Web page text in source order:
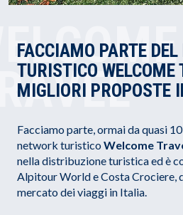
FACCIAMO PARTE
TURISTICO WELCOME
MIGLIORI PROPOSTE
Facciamo parte, ormai da quasi
network turistico Welcome
nella distribuzione turistica ed è
Alpitour World e Costa Crociere,
mercato dei viaggi in Italia.